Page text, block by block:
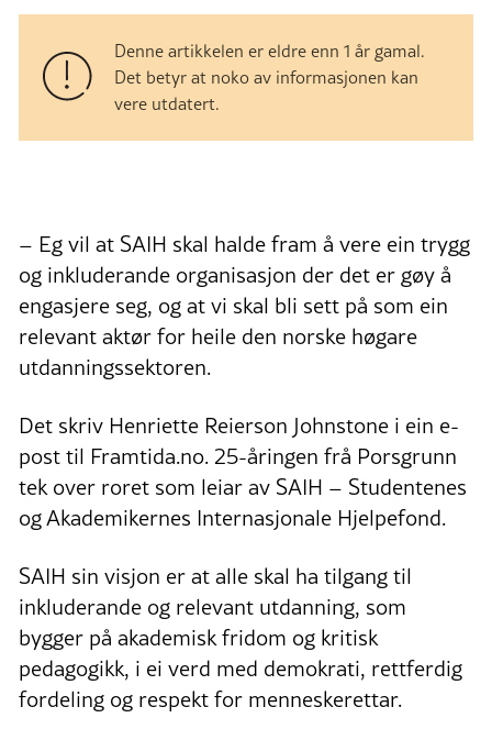
Denne artikkelen er eldre enn 1 år gamal.
Det betyr at noko av informasjonen kan
vere utdatert.
– Eg vil at SAIH skal halde fram å vere ein trygg
og inkluderande organisasjon der det er gøy å
engasjere seg, og at vi skal bli sett på som ein
relevant aktør for heile den norske høgare
utdanningssektoren.
Det skriv Henriette Reierson Johnstone i ein e-
post til Framtida.no. 25-åringen frå Porsgrunn
tek over roret som leiar av SAIH – Studentenes
og Akademikernes Internasjonale Hjelpefond.
SAIH sin visjon er at alle skal ha tilgang til
inkluderande og relevant utdanning, som
bygger på akademisk fridom og kritisk
pedagogikk, i ei verd med demokrati, rettferdig
fordeling og respekt for menneskerettar.